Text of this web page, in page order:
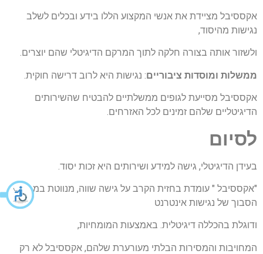
אקססיבל מציידת את אנשי המקצוע הללו בידע ובכלים לשלב
נגישות מהיסוד,
ולשזור אותה בצורה חלקה לתוך המרקם הדיגיטלי שהם יוצרים.
ממשלות ומוסדות ציבוריים: נגישות היא לרוב דרישה חוקית.
אקססיבל מסייעת לגופים ממשלתיים להבטיח שהשירותים
הדיגיטליים שלהם זמינים לכל האזרחים.
לסיום
בעידן הדיגיטלי, גישה למידע ושירותים היא זכות יסוד.
"אקססיבל " עומדת בחזית הקרב על גישה שווה, מנווטת במבוך
הסבוך של נגישות אינטרנט
ודוגלת בהכללה דיגיטלית. באמצעות המומחיות,
המחויבות והמסירות הבלתי מעורערת שלהם, אקססיבל לא רק